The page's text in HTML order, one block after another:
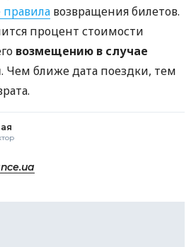
возвращения билетов.
процент стоимости
возмещению в случае
. Чем ближе дата поездки, тем